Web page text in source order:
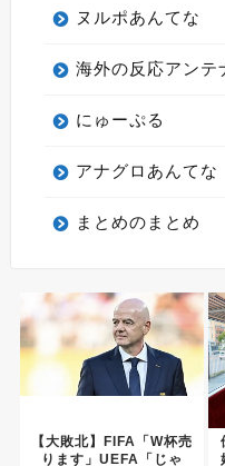
ヌルポあんてな
海外の反応アンテ
にゅーぷる
アナグロあんてな
まとめのまとめ
【大敗北】FIFA「W杯売
ります」UEFA「じゃ